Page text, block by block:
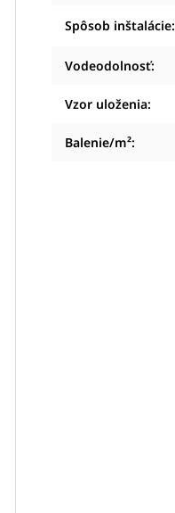
Spôsob inštalácie:
Vodeodolnosť:
Vzor uloženia:
Balenie/m²: